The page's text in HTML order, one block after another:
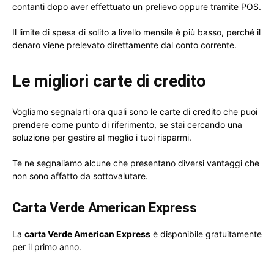
contanti dopo aver effettuato un prelievo oppure tramite POS.
Il limite di spesa di solito a livello mensile è più basso, perché il
denaro viene prelevato direttamente dal conto corrente.
Le migliori carte di credito
Vogliamo segnalarti ora quali sono le carte di credito che puoi
prendere come punto di riferimento, se stai cercando una
soluzione per gestire al meglio i tuoi risparmi.
Te ne segnaliamo alcune che presentano diversi vantaggi che
non sono affatto da sottovalutare.
Carta Verde American Express
La carta Verde American Express è disponibile gratuitamente
per il primo anno.